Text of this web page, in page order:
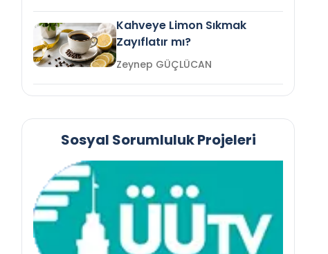
Kahveye Limon Sıkmak
Zayıflatır mı?
Zeynep GÜÇLÜCAN
Sosyal Sorumluluk Projeleri